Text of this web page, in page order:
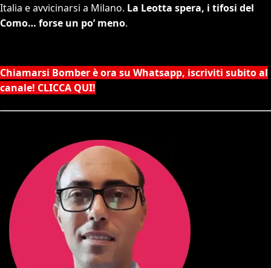
Italia e avvicinarsi a Milano. La Leotta spera, i tifosi del
Como… forse un po’ meno.
Chiamarsi Bomber è ora su Whatsapp, iscriviti subito al
canale! CLICCA QUI!